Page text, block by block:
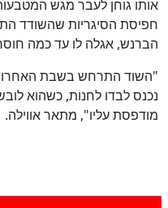
אותו גוחן לעבר מגש
חפיסת הסיגריות שהשודד
הברנש, אגלה לו עד כמה
"השוד התרחש בשבת
נכנס לבדו לחנות, כשהוא
מודפסת עליו", מתאר אווילה.